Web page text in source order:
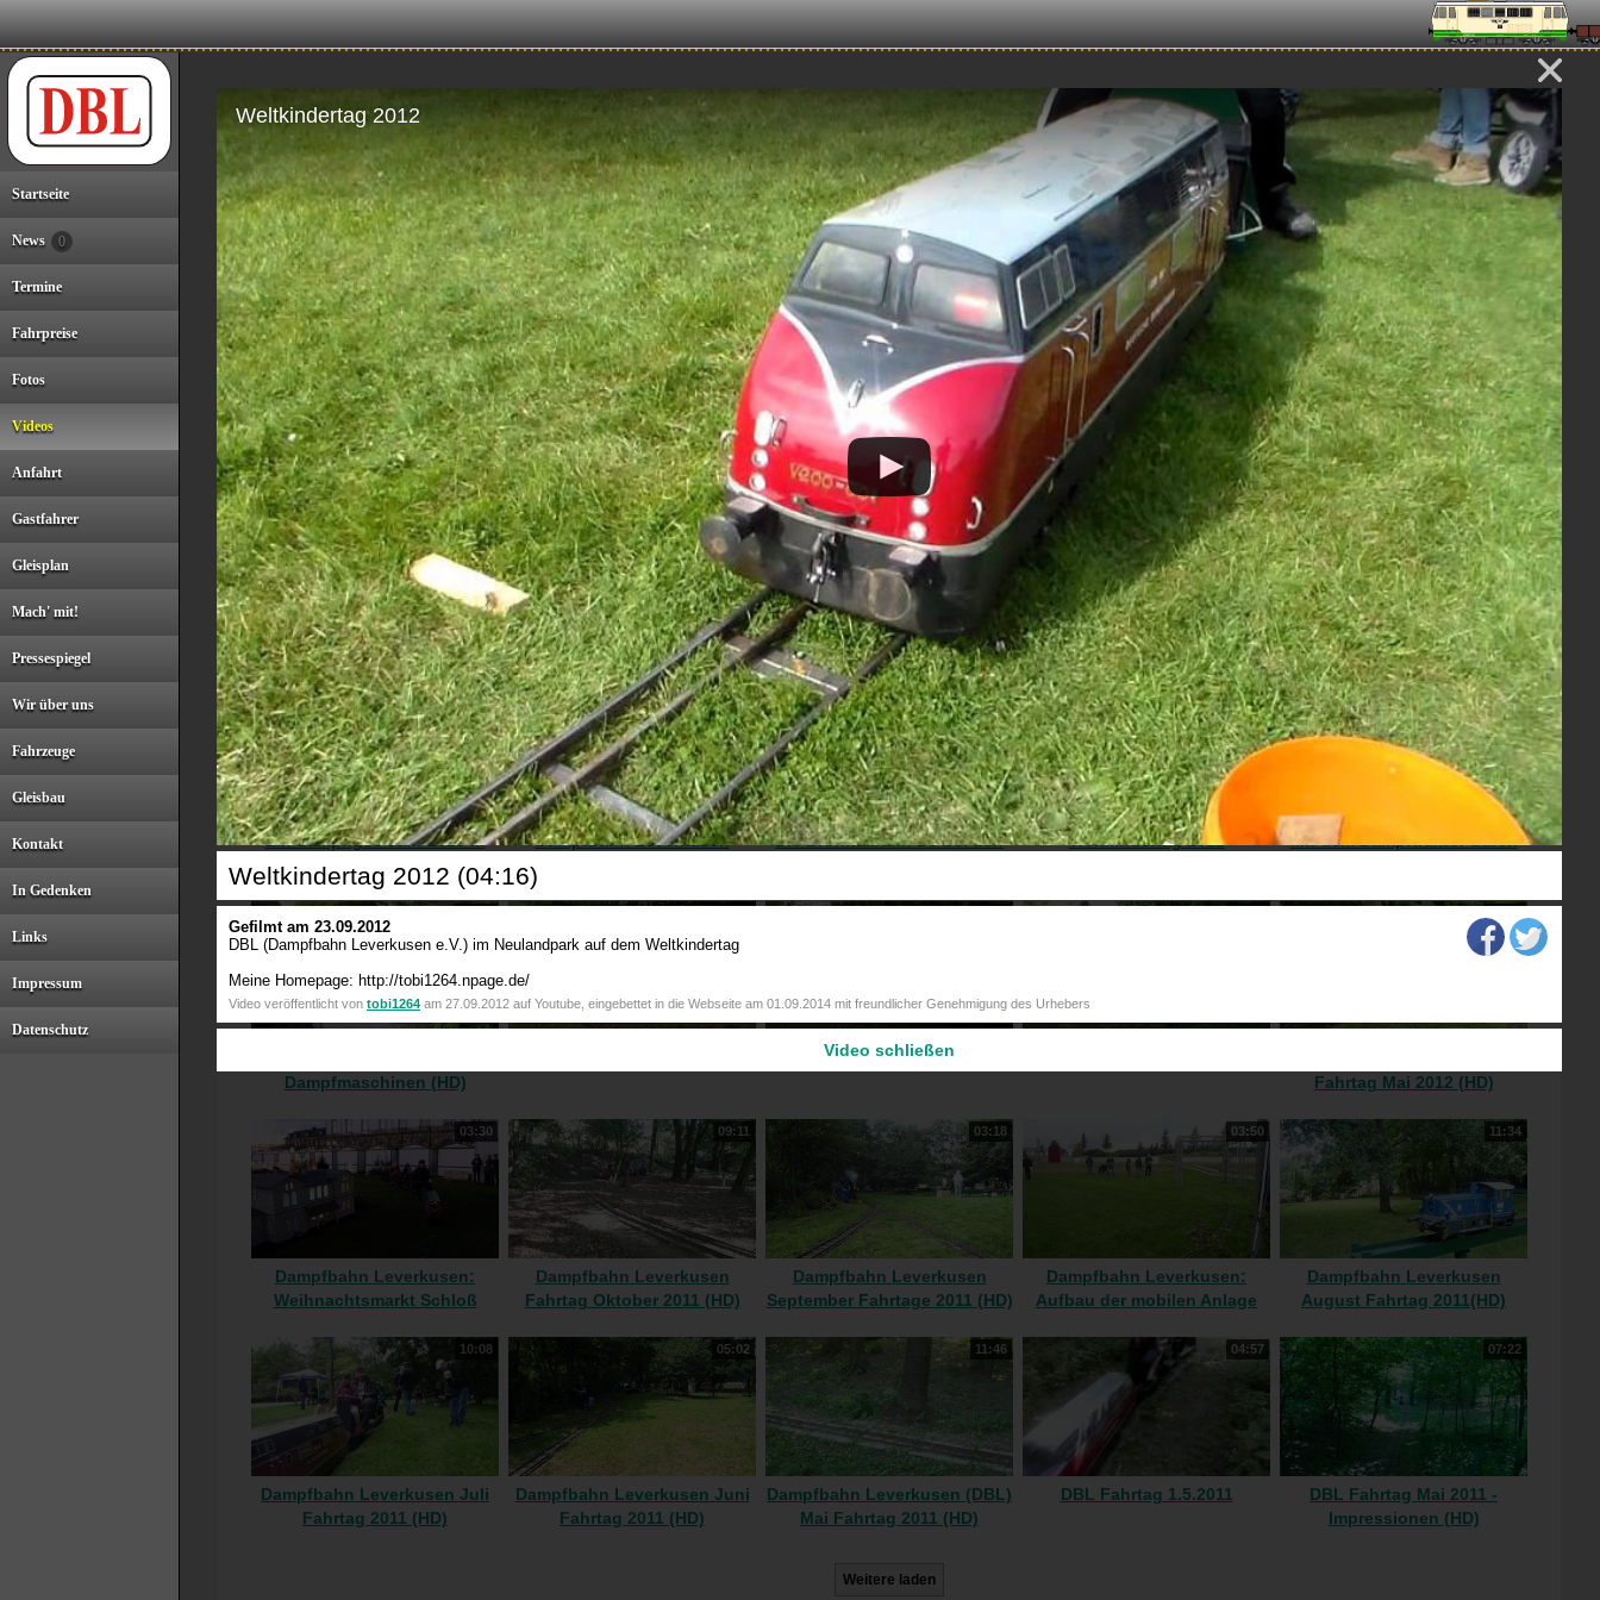
Startseite
News 0
Termine
Fahrpreise
Fotos
Videos
Anfahrt
Gastfahrer
Gleisplan
Mach' mit!
Pressespiegel
Wir über uns
Fahrzeuge
Gleisbau
Kontakt
In Gedenken
Links
Impressum
Datenschutz
Videos rund um die DBL
Monat: Kategorie:
22:45
Erster Einsatz der 699.02 vor
Publikumszügen bei der
Dampfbahn Leverkusen am
5.Mai 2024
17:34
Dampfbahn Leverkusen -
Werksprobefahrt der 699.02
von Thomas Adler am 7.April
2024
21:32
Adventsfahrtage der
Dampfbahn Leverkusen in
den Jahren 2016 bis 2018 und
2022
Winterdampf im Leverkusener
14:44
Dampfbahn Leverkusen stellt
sich vor | Messevideo 2016
(HD)
06:03
Lastprobefahrten in
Leverkusen (HD)
06:09
Eisenbahn im Kerzenschein |
Nikolausfahrten beim DBL
(HD)
Inbetriebnahme der 81 004 am
3.Mai 2015 in Leverkusen
04:30
Die neue in Leverkusen - 81
004 (HD)
07:01
Die Dampfbahn Leverkusen
e.V. stellt sich vor (HD)
08:16
Ein dampfiges Jahr 2013 in
Leverkusen
09:58
Dampfbahn Leverkusen
01:22
Die Brohltalbahn D5 bei den
04:16
Weltkindertag 2012
05:27
Mit dem Dampftraktor durch
Dampfmaschinen (HD)
DBL Fahrtag 01.07.2012 (HD)
Fahrtag Mai 2012 (HD)
03:30
Dampfbahn Leverkusen:
Weihnachtsmarkt Schloß
09:11
Dampfbahn Leverkusen
Fahrtag Oktober 2011 (HD)
03:18
Dampfbahn Leverkusen
September Fahrtage 2011 (HD)
03:50
Dampfbahn Leverkusen:
Aufbau der mobilen Anlage
11:34
Dampfbahn Leverkusen
August Fahrtag 2011(HD)
10:08
Dampfbahn Leverkusen Juli
Fahrtag 2011 (HD)
05:02
Dampfbahn Leverkusen Juni
Fahrtag 2011 (HD)
11:46
Dampfbahn Leverkusen (DBL)
Mai Fahrtag 2011 (HD)
04:57
DBL Fahrtag 1.5.2011
07:22
DBL Fahrtag Mai 2011 -
Impressionen (HD)
Weltkindertag 2012
Weltkindertag 2012 (04:16)
Gefilmt am 23.09.2012
DBL (Dampfbahn Leverkusen e.V.) im Neulandpark auf dem Weltkindertag
Meine Homepage: http://tobi1264.npage.de/
Video veröffentlicht von tobi1264 am 27.09.2012 auf Youtube, eingebettet in die Webseite am 01.09.2014 mit freundlicher Genehmigung des Urhebers
Video schließen